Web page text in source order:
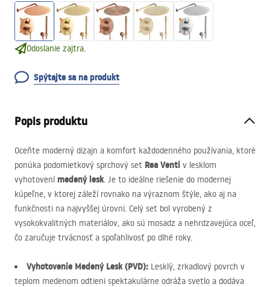
Odoslanie zajtra.
Spýtajte sa na produkt
Popis produktu
Oceňte moderný dizajn a komfort každodenného používania, ktoré
ponúka podomietkový sprchový set Rea Venti v lesklom
vyhotovení medený lesk. Je to ideálne riešenie do modernej
kúpeľne, v ktorej záleží rovnako na výraznom štýle, ako aj na
funkčnosti na najvyššej úrovni. Celý set bol vyrobený z
vysokokvalitných materiálov, ako sú mosadz a nehrdzavejúca oceľ,
čo zaručuje trvácnosť a spoľahlivosť po dlhé roky.
Vyhotovenie Medený Lesk (PVD): Lesklý, zrkadlový povrch v
teplom medenom odtieni spektakulárne odráža svetlo a dodáva